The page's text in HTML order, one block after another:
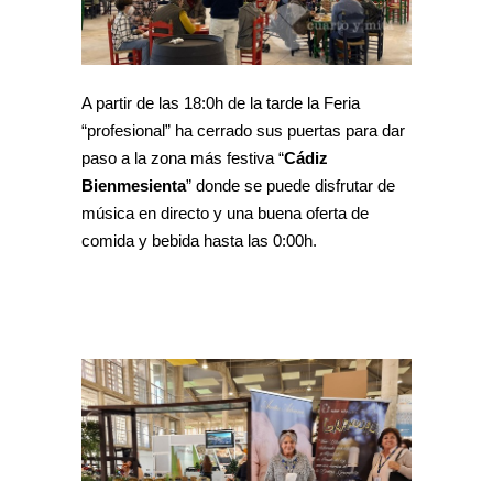
A partir de las 18:0h de la tarde la Feria
“profesional” ha cerrado sus puertas para dar
paso a la zona más festiva “Cádiz
Bienmesienta” donde se puede disfrutar de
música en directo y una buena oferta de
comida y bebida hasta las 0:00h.